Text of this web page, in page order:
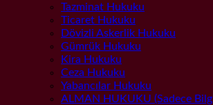
Tazminat Hukuku
Ticaret Hukuku
Dövizli Askerlik Hukuku
Gümrük Hukuku
Kira Hukuku
Ceza Hukuku
Yabancılar Hukuku
ALMAN HUKUKU (Sadece